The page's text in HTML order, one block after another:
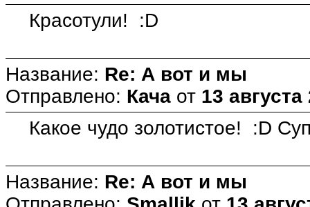
Красотули! :D
Название: Re: А вот и мы
Отправлено: Кача от 13
Какое чудо золотистое! :D
Название: Re: А вот и мы